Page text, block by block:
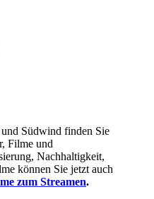
Südwind finden Sie
Filme und
Nachhaltigkeit,
können Sie jetzt auch
zum Streamen.